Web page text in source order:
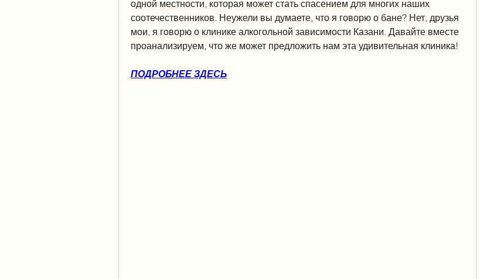
одной местности, которая может стать спасением для многих наших
соотечественников. Неужели вы думаете, что я говорю о бане? Нет, друзья
мои, я говорю о клинике алкогольной зависимости Казани. Давайте вместе
проанализируем, что же может предложить нам эта удивительная клиника!
ПОДРОБНЕЕ ЗДЕСЬ